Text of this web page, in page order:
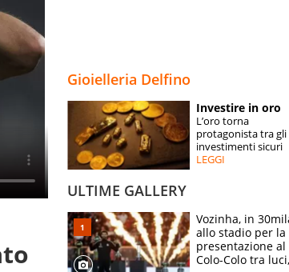
ESPERTI
CONTATTI
Gioielleria Delfino
Investire in oro
L’oro torna
protagonista tra gli
investimenti sicuri
LEGGI
ULTIME GALLERY
Vozinha, in
allo stadio per la
presentazione al
Colo-Colo tra luci,